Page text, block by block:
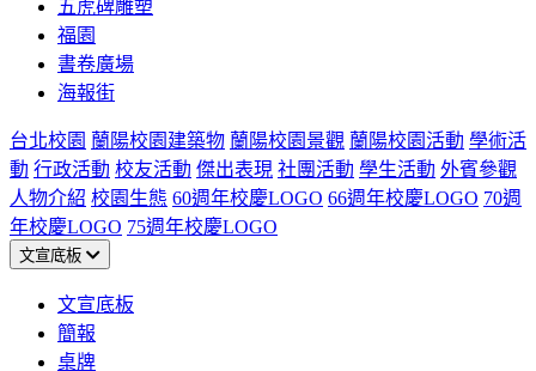
五虎碑雕塑
福園
書卷廣場
海報街
台北校園 蘭陽校園建築物 蘭陽校園景觀 蘭陽校園活動 學術活
動 行政活動 校友活動 傑出表現 社團活動 學生活動 外賓參觀
人物介紹 校園生態 60週年校慶LOGO 66週年校慶LOGO 70週
年校慶LOGO 75週年校慶LOGO
文宣底板
文宣底板
簡報
桌牌